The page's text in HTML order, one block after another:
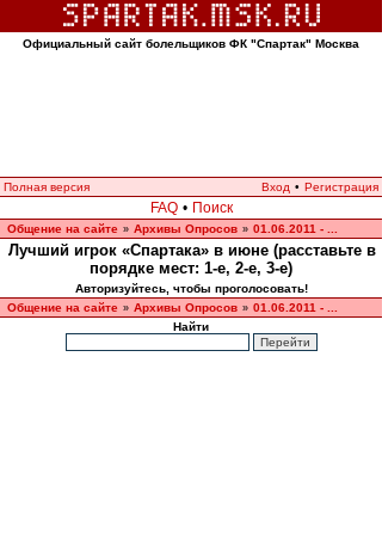
Официальный сайт болельщиков ФК "Спартак" Москва
Полная версия Вход • Регистрация
FAQ • Поиск
Общение на сайте » Архивы Опросов » 01.06.2011 - ...
Лучший игрок «Спартака» в июне (расставьте в
порядке мест: 1-е, 2-е, 3-е)
Авторизуйтесь, чтобы проголосовать!
Общение на сайте » Архивы Опросов » 01.06.2011 - ...
Найти